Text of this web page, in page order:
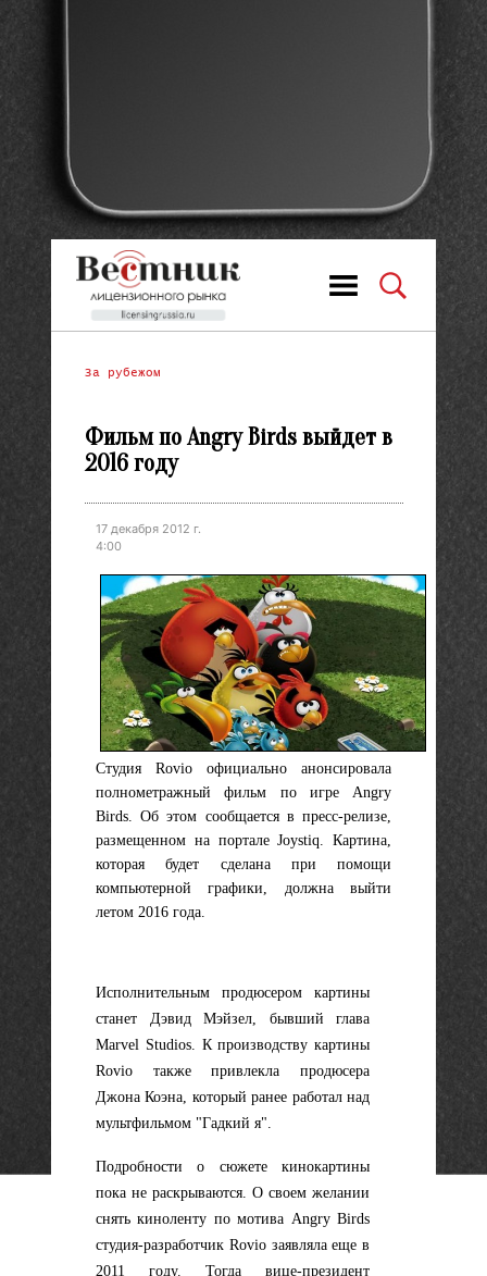
За рубежом
Фильм по Angry Birds выйдет в
2016 году
17 декабря 2012 г.
4:00
Студия Rovio официально анонсировала
полнометражный фильм по игре Angry
Birds. Об этом сообщается в пресс-релизе,
размещенном на портале Joystiq. Картина,
которая будет сделана при помощи
компьютерной графики, должна выйти
летом 2016 года.
Исполнительным продюсером картины
станет Дэвид Мэйзел, бывший глава
Marvel Studios. К производству картины
Rovio также привлекла продюсера
Джона Коэна, который ранее работал над
мультфильмом "Гадкий я".
Подробности о сюжете кинокартины
пока не раскрываются. О своем желании
снять киноленту по мотива Angry Birds
студия-разработчик Rovio заявляла еще в
2011 году. Тогда вице-президент